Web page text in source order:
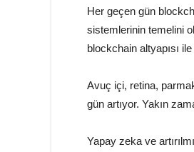
Her geçen gün
sistemlerinin temelini
blockchain altyapısı
Avuç içi, retina,
gün artıyor. Yakın
Yapay zeka ve